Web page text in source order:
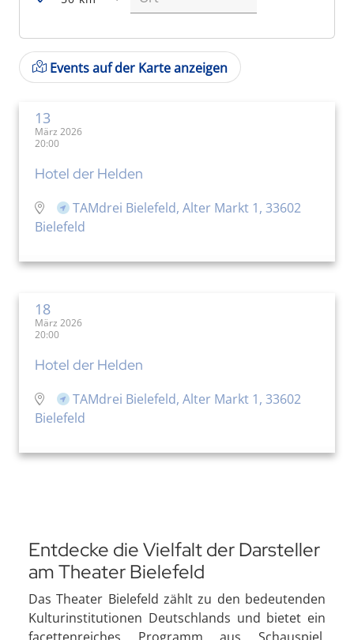
Events auf der Karte anzeigen
13
März 2026
20:00
Hotel der Helden
TAMdrei Bielefeld, Alter Markt 1, 33602
Bielefeld
18
März 2026
20:00
Hotel der Helden
TAMdrei Bielefeld, Alter Markt 1, 33602
Bielefeld
Entdecke die Vielfalt der Darsteller
am Theater Bielefeld
Das Theater Bielefeld zählt zu den bedeutenden
Kulturinstitutionen Deutschlands und bietet ein
facettenreiches Programm aus Schauspiel,